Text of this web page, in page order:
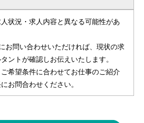
状況・求人内容と異なる可能性があ
お問い合わせいただければ、現状の求
ントが確認しお伝えいたします。
希望条件に合わせてお仕事のご紹介
お問合わせください。